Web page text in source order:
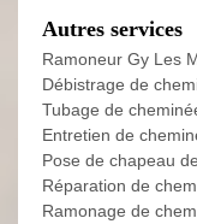
Autres services
Ramoneur Gy Les
Débistrage de
Tubage de
Entretien de
Pose de chapeau
Réparation de
Ramonage de